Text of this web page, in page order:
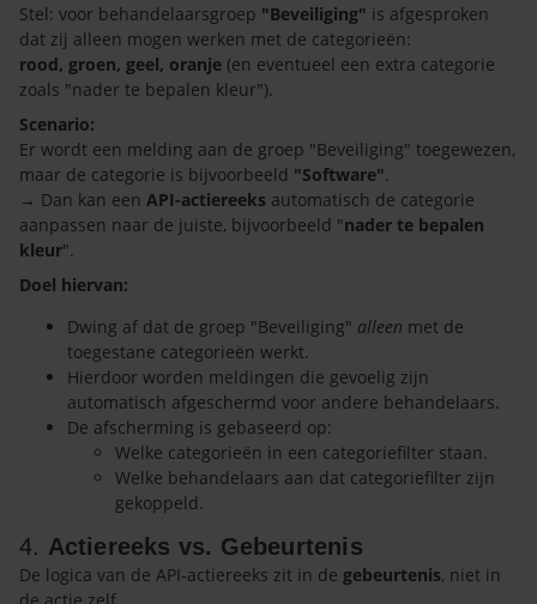
Stel: voor behandelaarsgroep "Beveiliging" is afgesproken
dat zij alleen mogen werken met de categorieën:
rood, groen, geel, oranje (en eventueel een extra categorie
zoals "nader te bepalen kleur").
Scenario:
Er wordt een melding aan de groep "Beveiliging" toegewezen,
maar de categorie is bijvoorbeeld "Software".
→ Dan kan een API-actiereeks automatisch de categorie
aanpassen naar de juiste, bijvoorbeeld "nader te bepalen
kleur".
Doel hiervan:
Dwing af dat de groep "Beveiliging" alleen met de
toegestane categorieën werkt.
Hierdoor worden meldingen die gevoelig zijn
automatisch afgeschermd voor andere behandelaars.
De afscherming is gebaseerd op:
Welke categorieën in een categoriefilter staan.
Welke behandelaars aan dat categoriefilter zijn
gekoppeld.
4. Actiereeks vs. Gebeurtenis
De logica van de API-actiereeks zit in de gebeurtenis, niet in
de actie zelf.